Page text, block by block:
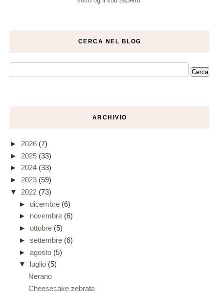
CERCA NEL BLOG
ARCHIVIO
► 2026 (7)
► 2025 (33)
► 2024 (33)
► 2023 (59)
▼ 2022 (73)
► dicembre (6)
► novembre (6)
► ottobre (5)
► settembre (6)
► agosto (5)
▼
luglio (5)
Nerano
Cheesecake zebrata